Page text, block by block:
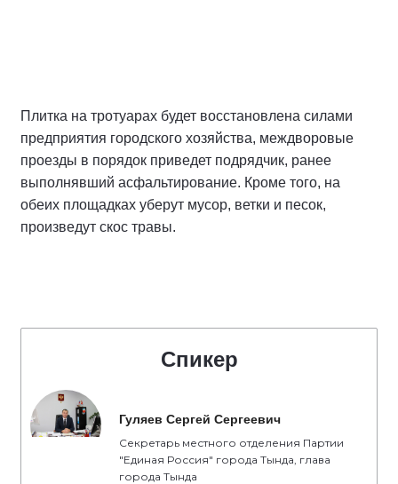
Плитка на тротуарах будет восстановлена силами
предприятия городского хозяйства, междворовые
проезды в порядок приведет подрядчик, ранее
выполнявший асфальтирование. Кроме того, на
обеих площадках уберут мусор, ветки и песок,
произведут скос травы.
Спикер
Гуляев Сергей Сергеевич
Секретарь местного отделения Партии
"Единая Россия" города Тында, глава
города Тында